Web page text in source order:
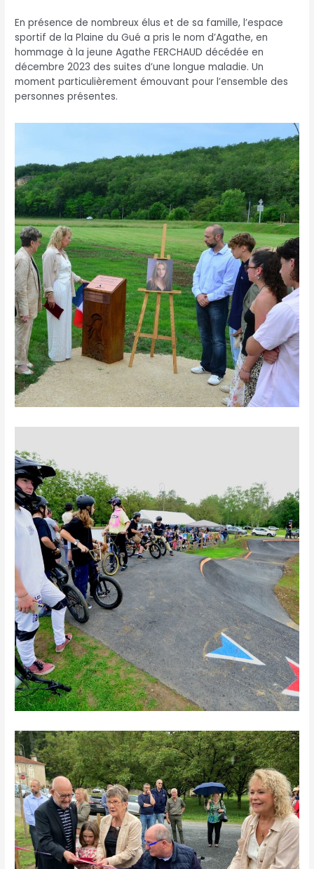
En présence de nombreux élus et de sa famille, l’espace
sportif de la Plaine du Gué a pris le nom d’Agathe, en
hommage à la jeune Agathe FERCHAUD décédée en
décembre 2023 des suites d’une longue maladie. Un
moment particulièrement émouvant pour l’ensemble des
personnes présentes.